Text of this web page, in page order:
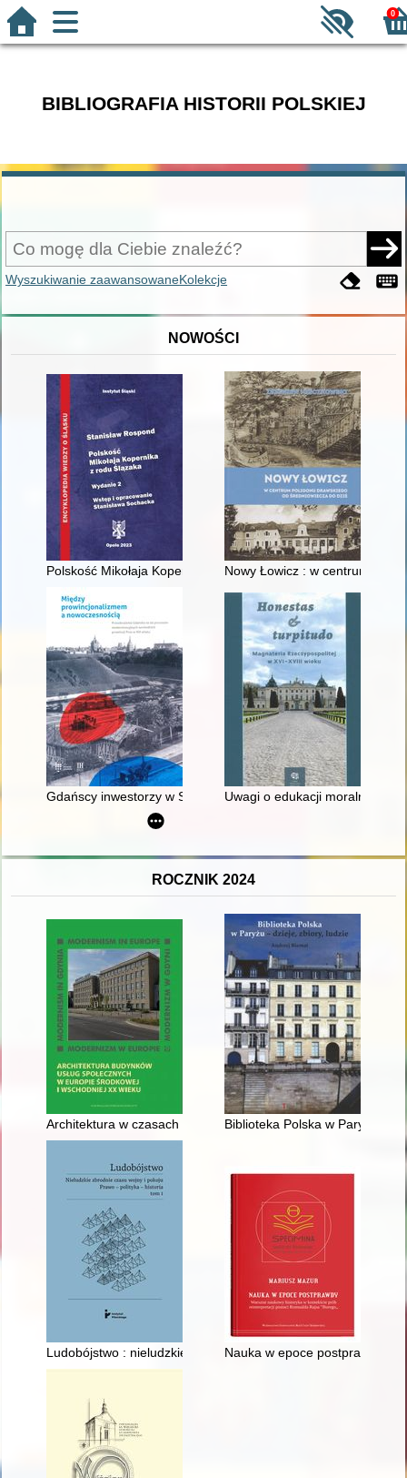
0
BIBLIOGRAFIA HISTORII POLSKIEJ
Wyszukiwanie zaawansowaneKolekcje
NOWOŚCI
Polskość Mikołaja Kopernika z rodu ŚlązakaNowy Łowicz : w centrum
Gdańscy inwestorzy w Sopocie : prestiż finansowy i
Uwagi o edukacji moralnej
ROCZNIK 2024
Architektura w czasach kryzysu : awangardowe i komunalne
Biblioteka Polska w Paryżu -
Ludobójstwo : nieludzkie zbrodnie czasu wojny i pokoju :
Nauka w epoce postprawdy :